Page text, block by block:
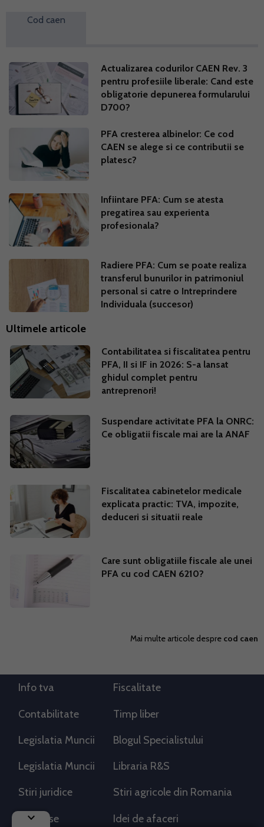
Cod caen
Actualizarea codurilor CAEN Rev. 3
pentru profesiile liberale: Cand este
obligatorie depunerea formularului
D700?
PFA cresterea albinelor: Ce cod
CAEN se alege si ce contributii se
platesc?
Infiintare PFA: Cum se atesta
pregatirea sau experienta
profesionala?
Radiere PFA: Cum se poate realiza
transferul bunurilor in patrimoniul
personal si catre o Intreprindere
Individuala (succesor)
Ultimele articole
Contabilitatea si fiscalitatea pentru
PFA, II si IF in 2026: S-a lansat
ghidul complet pentru
antreprenori!
Suspendare activitate PFA la ONRC:
Ce obligatii fiscale mai are la ANAF
Fiscalitatea cabinetelor medicale
explicata practic: TVA, impozite,
deduceri si situatii reale
Care sunt obligatiile fiscale ale unei
PFA cu cod CAEN 6210?
Mai multe articole despre cod caen
keyboard_arrow_down
Info tva Fiscalitate
Contabilitate Timp liber
Legislatia Muncii Blogul Specialistului
Legislatia Muncii Libraria R&S
Stiri juridice Stiri agricole din Romania
AdSense Idei de afaceri